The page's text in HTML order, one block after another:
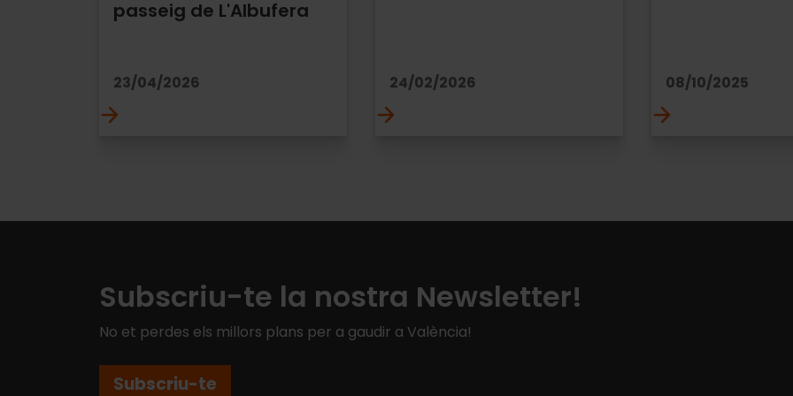
passeig de L'Albufera
23/04/2026 24/02/2026 08/10/2025
Subscriu-te la nostra Newsletter!
No et perdes els millors plans per a gaudir a València!
Subscriu-te